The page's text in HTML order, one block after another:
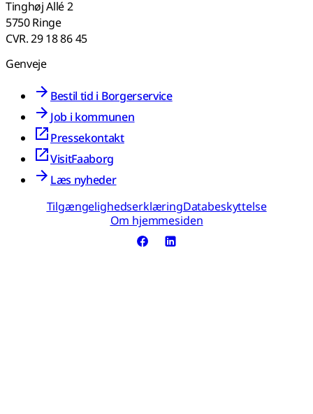
Tinghøj Allé 2
5750 Ringe
CVR. 29 18 86 45
Genveje
Bestil tid i Borgerservice
Job i kommunen
Pressekontakt
VisitFaaborg
Læs nyheder
TilgængelighedserklæringDatabeskyttelse
Om hjemmesiden